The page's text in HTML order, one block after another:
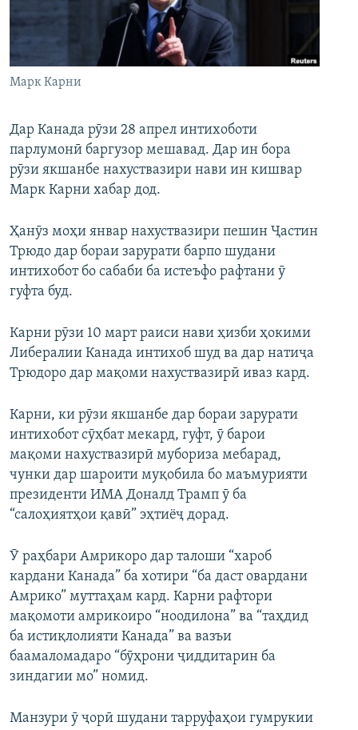
ГУЗОРИШҲОИ РАДИОӢ
Русский
Ҳамаи сомонаҳои RFE/RL
Марк Карни
Дар Канада рӯзи 28 апрел интихоботи
парлумонӣ баргузор мешавад. Дар ин бора
рӯзи якшанбе нахуствазири нави ин кишвар
Марк Карни хабар дод.
Ҳанӯз моҳи январ нахуствазири пешин Ҷастин
Трюдо дар бораи зарурати барпо шудани
интихобот бо сабаби ба истеъфо рафтани ӯ
гуфта буд.
Карни рӯзи 10 март раиси нави ҳизби ҳокими
Либералии Канада интихоб шуд ва дар натиҷа
Трюдоро дар мақоми нахуствазирӣ иваз кард.
Карни, ки рӯзи якшанбе дар бораи зарурати
интихобот сӯҳбат мекард, гуфт, ӯ барои
мақоми нахуствазирӣ мубориза мебарад,
чунки дар шароити муқобила бо маъмурияти
президенти ИМА Доналд Трамп ӯ ба
“салоҳиятҳои қавӣ” эҳтиёҷ дорад.
Ӯ раҳбари Амрикоро дар талоши “хароб
кардани Канада” ба хотири “ба даст овардани
Амрико” муттаҳам кард. Карни рафтори
мақомоти амрикоиро “ноодилона” ва “таҳдид
ба истиқлолияти Канада” ва вазъи
баамаломадаро “бӯҳрони ҷиддитарин ба
зиндагии мо” номид.
Манзури ӯ ҷорӣ шудани тарруфаҳои гумрукии